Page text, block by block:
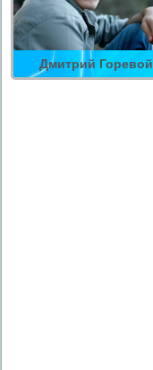
Дмитрий Горевой